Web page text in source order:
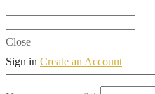
Close
Sign in Create an Account